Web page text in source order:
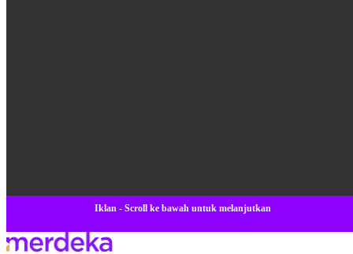
Iklan - Scroll ke bawah untuk melanjutkan